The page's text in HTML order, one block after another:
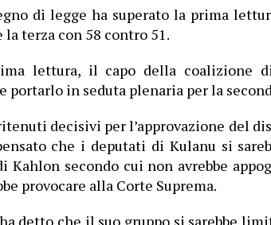
di legge ha superato la prima
la terza con 58 contro 51.
lettura, il capo della coalizione
in seduta plenaria per la
decisivi per l’approvazione del
che i deputati di Kulanu si
Kahlon secondo cui non avrebbe
provocare alla Corte Suprema.
detto che il suo gruppo si sarebbe